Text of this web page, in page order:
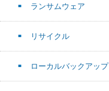
ランサムウェア
リサイクル
ローカルバックアップ